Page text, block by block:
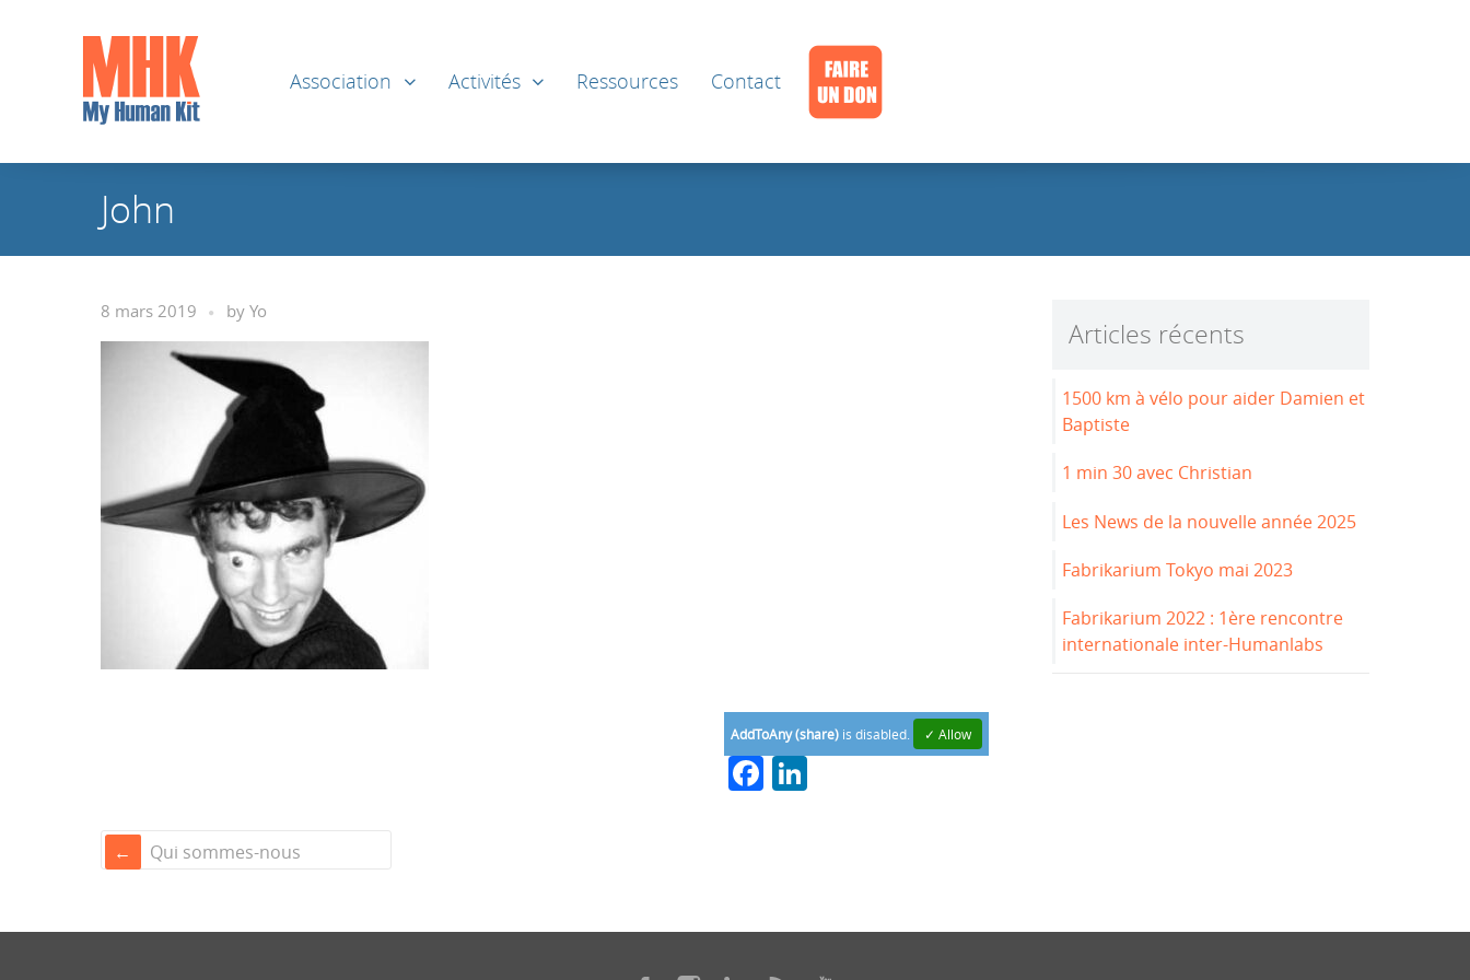
Association Activités Ressources Contact
John
8 mars 2019 by Yo
AddToAny (share) is disabled. ✓ Allow
Facebook
Qui sommes-nous
Articles récents
1500 km à vélo pour aider Damien et
Baptiste
1 min 30 avec Christian
Les News de la nouvelle année 2025
Fabrikarium Tokyo mai 2023
Fabrikarium 2022 : 1ère rencontre
internationale inter-Humanlabs